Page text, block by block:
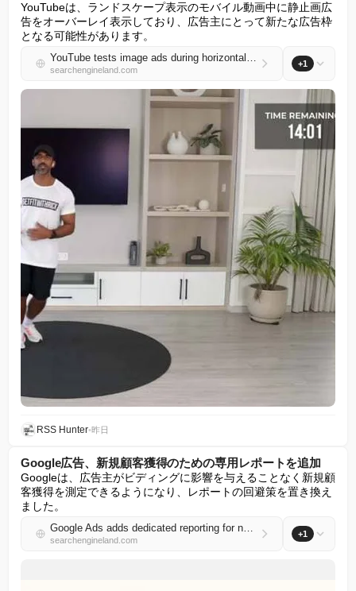
YouTubeは、ランドスケープ表示のモバイル動画中に静止画広
告をオーバーレイ表示しており、広告主にとって新たな広告枠
となる可能性があります。
YouTube tests image ads during horizontal mobile playback
searchengineland.com
+1
RSS Hunter•昨日
Google広告、新規顧客獲得のための専用レポートを追加
Googleは、広告主がビディングに影響を与えることなく新規顧
客獲得を測定できるようになり、レポートの回避策を置き換え
ました。
Google Ads adds dedicated reporting for new customer acquisition
searchengineland.com
+1